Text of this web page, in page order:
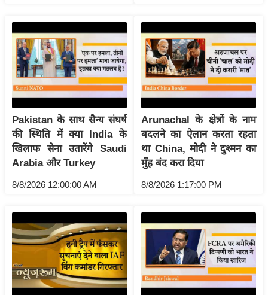
त
ऑ
टो
व
र्ल्ड
न्यू
ज
ब्री
रं
ज
ज
ग
Pakistan के साथ सैन्य संघर्ष
की स्थिति में क्या India के
खिलाफ सेना उतारेंगे Saudi
Arabia और Turkey
8/8/2026 12:00:00 AM
Arunachal के क्षेत्रों के नाम
बदलने का ऐलान करता रहता
था China, मोदी ने दुश्मन का
मुँह बंद करा दिया
8/8/2026 1:17:00 PM